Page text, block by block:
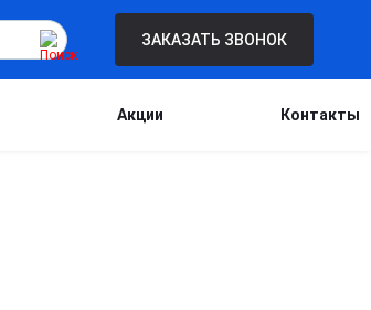
ЗАКАЗАТЬ ЗВОНОК
Акции Контакты